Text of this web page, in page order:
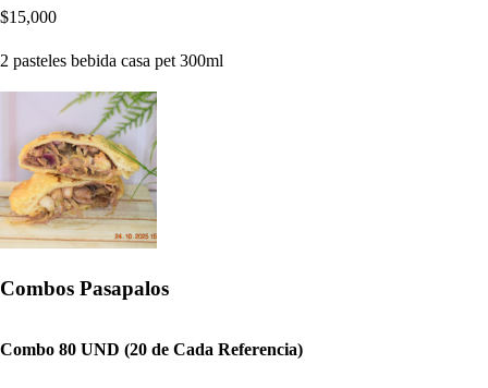
$15,000
2 pasteles bebida casa pet 300ml
Combos Pasapalos
Combo 80 UND (20 de Cada Referencia)